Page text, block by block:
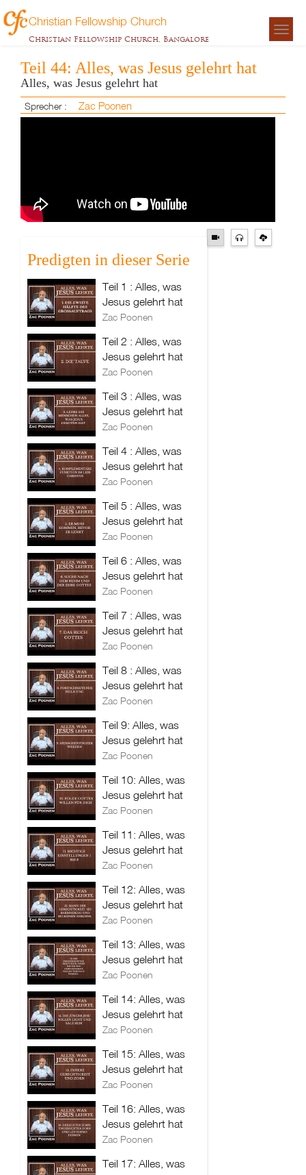
Christian Fellowship Church
Christian Fellowship Church, Bangalore
Teil 44: Alles, was Jesus gelehrt hat
Alles, was Jesus gelehrt hat
Sprecher : Zac Poonen
Predigten in dieser Serie
Teil 1 : Alles, was
Jesus gelehrt hat
Zac Poonen
Teil 2 : Alles, was
Jesus gelehrt hat
Zac Poonen
Teil 3 : Alles, was
Jesus gelehrt hat
Zac Poonen
Teil 4 : Alles, was
Jesus gelehrt hat
Zac Poonen
Teil 5 : Alles, was
Jesus gelehrt hat
Zac Poonen
Teil 6 : Alles, was
Jesus gelehrt hat
Zac Poonen
Teil 7 : Alles, was
Jesus gelehrt hat
Zac Poonen
Teil 8 : Alles, was
Jesus gelehrt hat
Zac Poonen
Teil 9: Alles, was
Jesus gelehrt hat
Zac Poonen
Teil 10: Alles, was
Jesus gelehrt hat
Zac Poonen
Teil 11: Alles, was
Jesus gelehrt hat
Zac Poonen
Teil 12: Alles, was
Jesus gelehrt hat
Zac Poonen
Teil 13: Alles, was
Jesus gelehrt hat
Zac Poonen
Teil 14: Alles, was
Jesus gelehrt hat
Zac Poonen
Teil 15: Alles, was
Jesus gelehrt hat
Zac Poonen
Teil 16: Alles, was
Jesus gelehrt hat
Zac Poonen
Teil 17: Alles, was